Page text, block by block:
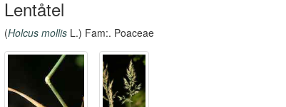
Lentåtel
(Holcus mollis L.) Fam:. Poaceae